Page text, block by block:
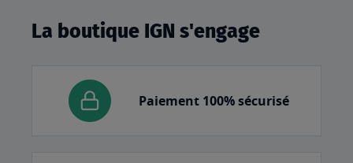
La boutique IGN s'engage
Paiement 100% sécurisé